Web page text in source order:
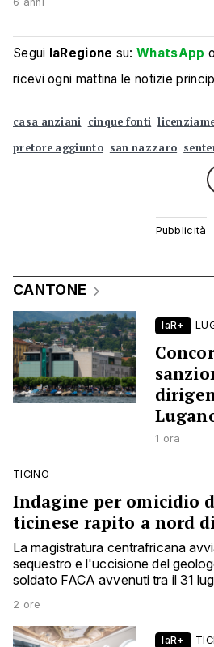
Segui laRegione su:WhatsApp
ricevi ogni mattina le notizie
casa anziani cinque fonti
pretore aggiunto san nazzaro
CANTONE
laR+
1 ora
TICINO
Indagine per omicidio
ticinese rapito a nord
La magistratura centrafricana
sequestro e l'uccisione del
soldato FACA avvenuti tra il 31
2 ore
laR+